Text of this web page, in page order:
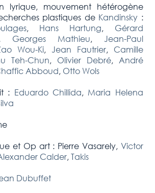
lyrique, mouvement hétérogène
plastiques de Kandinsky :
, Hans Hartung, Gérard
Georges Mathieu, Jean-Paul
Wou-Ki, Jean Fautrier, Camille
Teh-Chun, Olivier Debré, André
Abboud, Otto Wols
: Eduardo Chillida, Maria Helena
et Op art : Pierre Vasarely, Victor
Calder,Takis
Dubuffet